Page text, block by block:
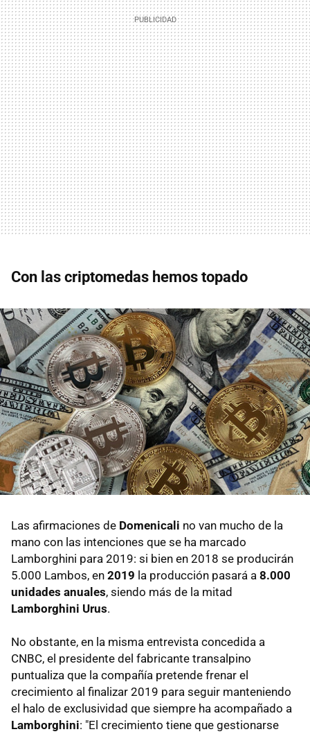
Con las criptomedas hemos topado
Las afirmaciones de Domenicali no van mucho de la
mano con las intenciones que se ha marcado
Lamborghini para 2019: si bien en 2018 se producirán
5.000 Lambos, en 2019 la producción pasará a 8.000
unidades anuales, siendo más de la mitad
Lamborghini Urus.
No obstante, en la misma entrevista concedida a
CNBC, el presidente del fabricante transalpino
puntualiza que la compañía pretende frenar el
crecimiento al finalizar 2019 para seguir manteniendo
el halo de exclusividad que siempre ha acompañado a
Lamborghini: "El crecimiento tiene que gestionarse